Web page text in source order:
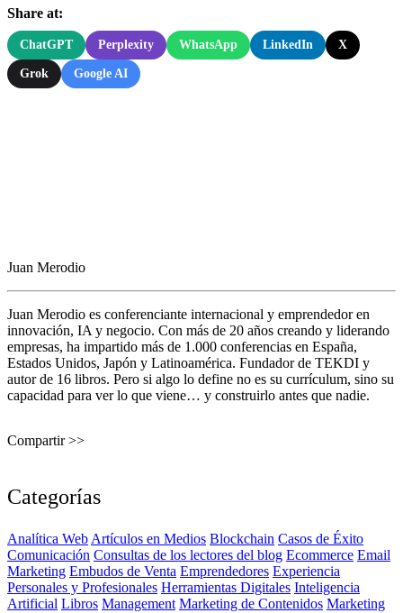
Share at:
ChatGPT Perplexity WhatsApp LinkedIn X
Grok Google AI
Juan Merodio
Juan Merodio es conferenciante internacional y emprendedor en
innovación, IA y negocio. Con más de 20 años creando y liderando
empresas, ha impartido más de 1.000 conferencias en España,
Estados Unidos, Japón y Latinoamérica. Fundador de TEKDI y
autor de 16 libros. Pero si algo lo define no es su currículum, sino su
capacidad para ver lo que viene… y construirlo antes que nadie.
Compartir >>
Categorías
Analítica Web Artículos en Medios Blockchain Casos de Éxito
Comunicación Consultas de los lectores del blog Ecommerce Email
Marketing Embudos de Venta Emprendedores Experiencia
Personales y Profesionales Herramientas Digitales Inteligencia
Artificial Libros Management Marketing de Contenidos Marketing